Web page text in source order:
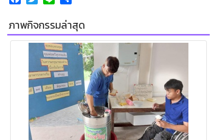
ภาพกิจกรรมล่าสุด